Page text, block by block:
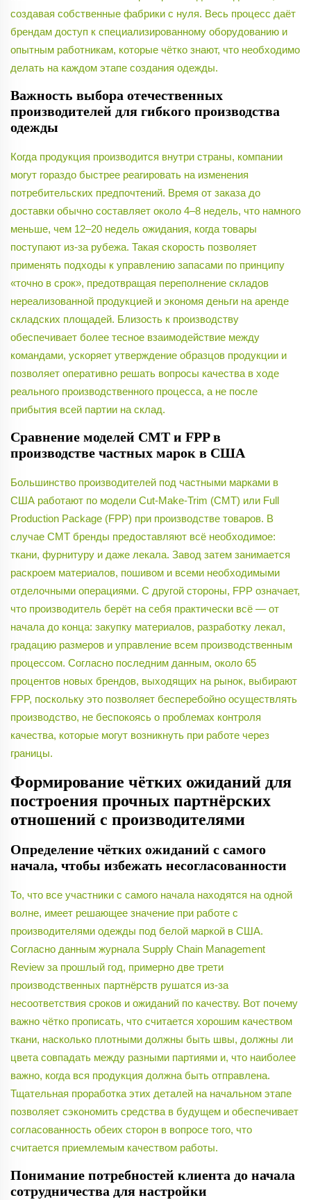
создавая собственные фабрики с нуля. Весь процесс даёт
брендам доступ к специализированному оборудованию и
опытным работникам, которые чётко знают, что необходимо
делать на каждом этапе создания одежды.
Важность выбора отечественных
производителей для гибкого производства
одежды
Когда продукция производится внутри страны, компании
могут гораздо быстрее реагировать на изменения
потребительских предпочтений. Время от заказа до
доставки обычно составляет около 4–8 недель, что намного
меньше, чем 12–20 недель ожидания, когда товары
поступают из-за рубежа. Такая скорость позволяет
применять подходы к управлению запасами по принципу
«точно в срок», предотвращая переполнение складов
нереализованной продукцией и экономя деньги на аренде
складских площадей. Близость к производству
обеспечивает более тесное взаимодействие между
командами, ускоряет утверждение образцов продукции и
позволяет оперативно решать вопросы качества в ходе
реального производственного процесса, а не после
прибытия всей партии на склад.
Сравнение моделей CMT и FPP в
производстве частных марок в США
Большинство производителей под частными марками в
США работают по модели Cut-Make-Trim (CMT) или Full
Production Package (FPP) при производстве товаров. В
случае CMT бренды предоставляют всё необходимое:
ткани, фурнитуру и даже лекала. Завод затем занимается
раскроем материалов, пошивом и всеми необходимыми
отделочными операциями. С другой стороны, FPP означает,
что производитель берёт на себя практически всё — от
начала до конца: закупку материалов, разработку лекал,
градацию размеров и управление всем производственным
процессом. Согласно последним данным, около 65
процентов новых брендов, выходящих на рынок, выбирают
FPP, поскольку это позволяет бесперебойно осуществлять
производство, не беспокоясь о проблемах контроля
качества, которые могут возникнуть при работе через
границы.
Формирование чётких ожиданий для
построения прочных партнёрских
отношений с производителями
Определение чётких ожиданий с самого
начала, чтобы избежать несогласованности
То, что все участники с самого начала находятся на одной
волне, имеет решающее значение при работе с
производителями одежды под белой маркой в США.
Согласно данным журнала Supply Chain Management
Review за прошлый год, примерно две трети
производственных партнёрств рушатся из-за
несоответствия сроков и ожиданий по качеству. Вот почему
важно чётко прописать, что считается хорошим качеством
ткани, насколько плотными должны быть швы, должны ли
цвета совпадать между разными партиями и, что наиболее
важно, когда вся продукция должна быть отправлена.
Тщательная проработка этих деталей на начальном этапе
позволяет сэкономить средства в будущем и обеспечивает
согласованность обеих сторон в вопросе того, что
считается приемлемым качеством работы.
Понимание потребностей клиента до начала
сотрудничества для настройки